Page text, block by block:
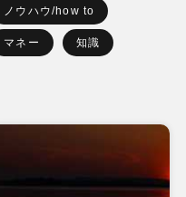
ノウハウ/how to
マネー 知識